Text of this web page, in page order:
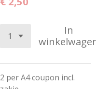
In
2 per A4 coupon incl.